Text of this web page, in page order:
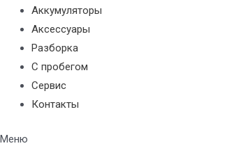
Аккумуляторы
Аксессуары
Разборка
С пробегом
Сервис
Контакты
Меню